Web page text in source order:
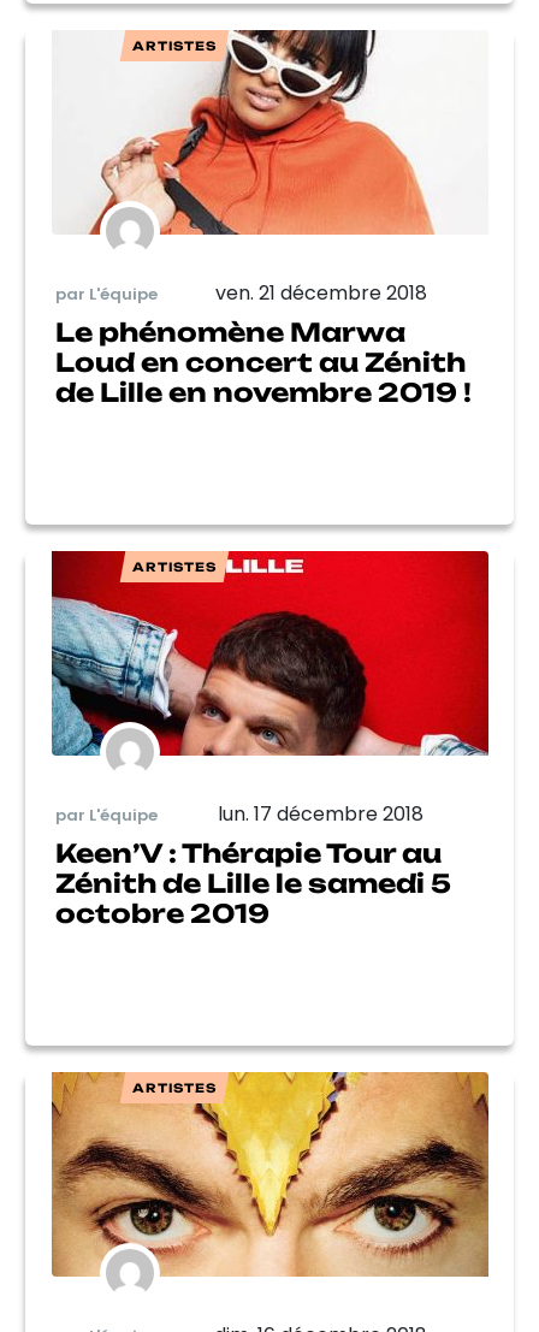
ARTISTES
par L'équipe ven. 21 décembre 2018
Le phénomène Marwa
Loud en concert au Zénith
de Lille en novembre 2019 !
ARTISTES
par L'équipe lun. 17 décembre 2018
Keen’V : Thérapie Tour au
Zénith de Lille le samedi 5
octobre 2019
ARTISTES